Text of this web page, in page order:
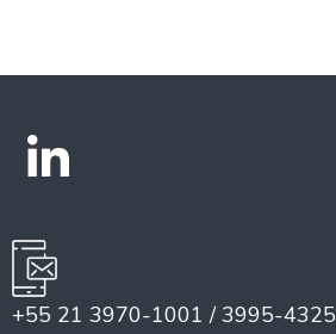
+55 21 3970-1001 / 3995-4325